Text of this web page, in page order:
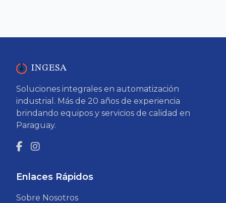
INGESA
Soluciones integrales en automatización
industrial. Más de 20 años de experiencia
brindando equipos y servicios de calidad en
Paraguay.
Enlaces Rápidos
Sobre Nosotros